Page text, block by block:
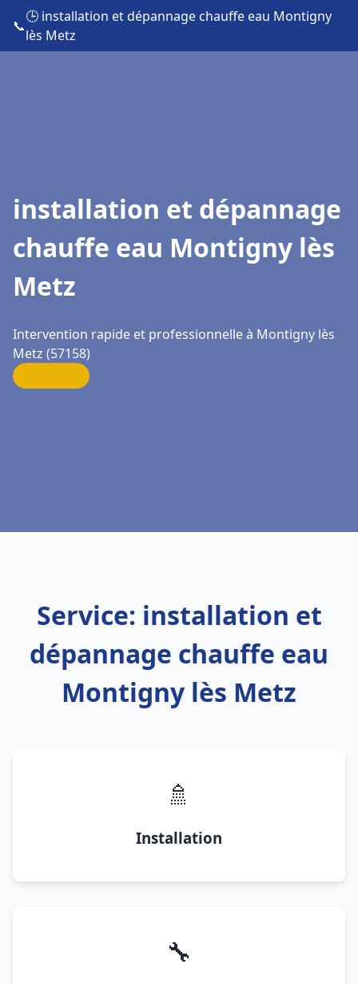
📞
🕒 installation et dépannage chauffe eau Montigny
lès Metz
installation et dépannage
chauffe eau Montigny lès
Metz
Intervention rapide et professionnelle à Montigny lès
Metz (57158)
Service: installation et
dépannage chauffe eau
Montigny lès Metz
🚿
Installation
🔧